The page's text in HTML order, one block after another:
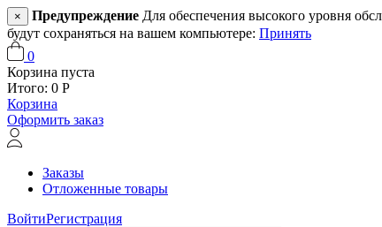
× Предупреждение Для обеспечения высокого уровня
будут сохраняться на вашем компьютере: Принять
0
Корзина пуста
Итого: 0 Р
Корзина
Оформить заказ
Заказы
Отложенные товары
ВойтиРегистрация